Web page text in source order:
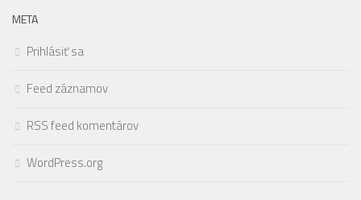
META
Prihlásiť sa
Feed záznamov
RSS feed komentárov
WordPress.org